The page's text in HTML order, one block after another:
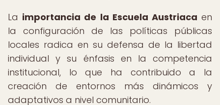
La importancia de la Escuela Austriaca en
la configuración de las políticas públicas
locales radica en su defensa de la libertad
individual y su énfasis en la competencia
institucional, lo que ha contribuido a la
creación de entornos más dinámicos y
adaptativos a nivel comunitario.